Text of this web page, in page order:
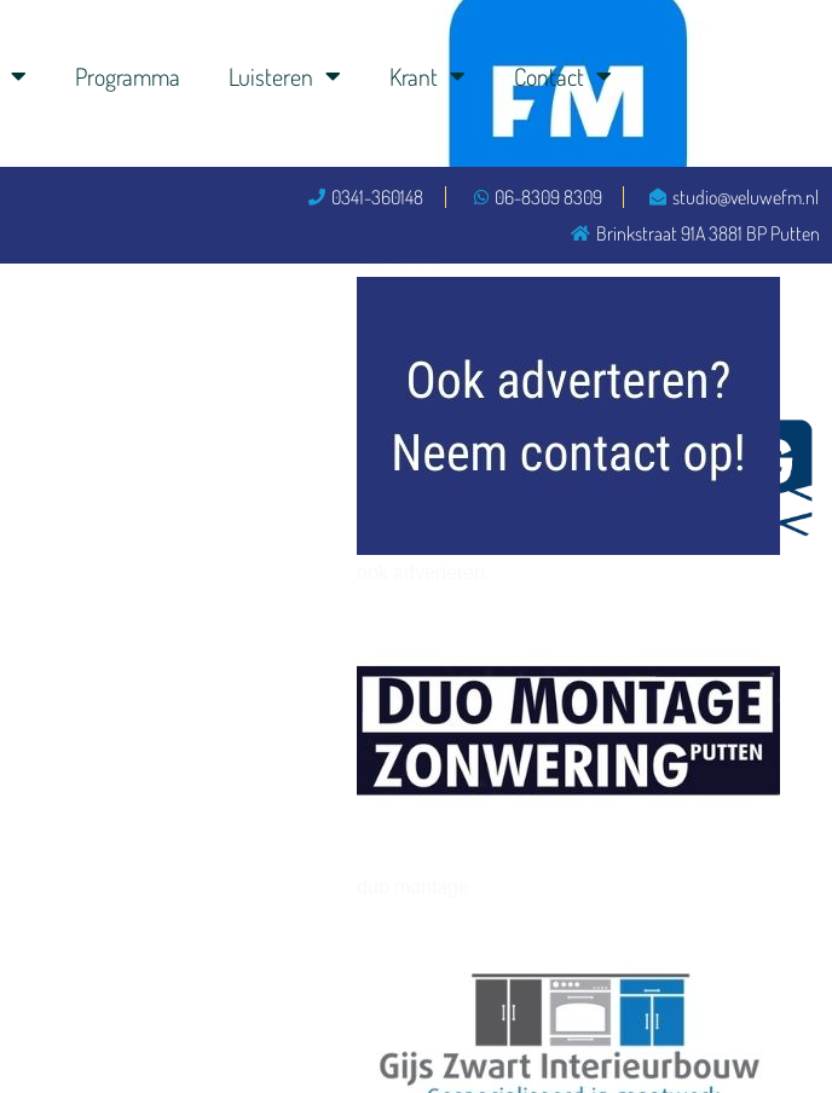
delangekortland
henkvandeberg
Programma Luisteren Krant Contact
0341-360148 06-8309 8309
studio@veluwefm.nl
Brinkstraat 91A 3881 BP Putten